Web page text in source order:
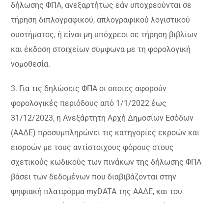
δήλωσης ΦΠΑ, ανεξαρτήτως εάν υποχρεούνται σε
τήρηση διπλογραφικού, απλογραφικού λογιστικού
συστήματος, ή είναι μη υπόχρεοι σε τήρηση βιβλίων
και έκδοση στοιχείων σύμφωνα με τη φορολογική
νομοθεσία.
3. Για τις δηλώσεις ΦΠΑ οι οποίες αφορούν
φορολογικές περιόδους από 1/1/2022 έως
31/12/2023, η Ανεξάρτητη Αρχή Δημοσίων Εσόδων
(ΑΑΔΕ) προσυμπληρώνει τις κατηγορίες εκροών και
εισροών με τους αντίστοιχους φόρους στους
σχετικούς κωδικούς των πινάκων της δήλωσης ΦΠΑ
βάσει των δεδομένων που διαβιβάζονται στην
ψηφιακή πλατφόρμα myDATA της ΑΑΔΕ, και του